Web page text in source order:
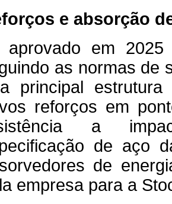
e absorção
aprovado em
as normas de
principal
reforços em
a
de aço
de
empresa para a